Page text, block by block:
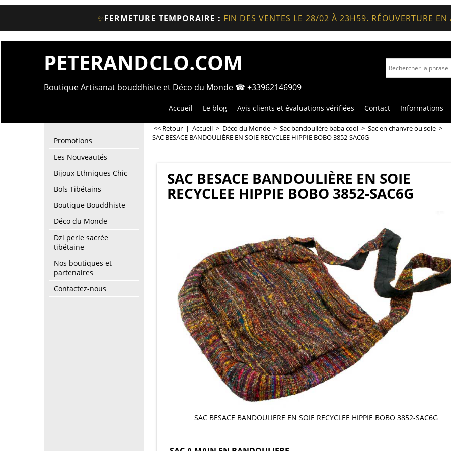
✨FERMETURE TEMPORAIRE : FIN DES VENTES LE 28/02 À 23H59. RÉOUVERTURE
PETERANDCLO.COM
Boutique Artisanat bouddhiste et Déco du Monde ☎ +33962146909
Accueil Le blog Avis clients et évaluations vérifiées Contact Informations
Promotions
Les Nouveautés
Bijoux Ethniques Chic
Bols Tibétains
Boutique Bouddhiste
Déco du Monde
Dzi perle sacrée
tibétaine
Nos boutiques et
partenaires
Contactez-nous
<< Retour | Accueil > Déco du Monde > Sac bandoulière baba cool > Sac en chanvre ou soie >
SAC BESACE BANDOULIÈRE EN SOIE RECYCLEE HIPPIE BOBO 3852-SAC6G
SAC BESACE BANDOULIÈRE EN SOIE
RECYCLEE HIPPIE BOBO 3852-SAC6G
SAC BESACE BANDOULIERE EN SOIE RECYCLEE HIPPIE BOBO 3852-SAC6G